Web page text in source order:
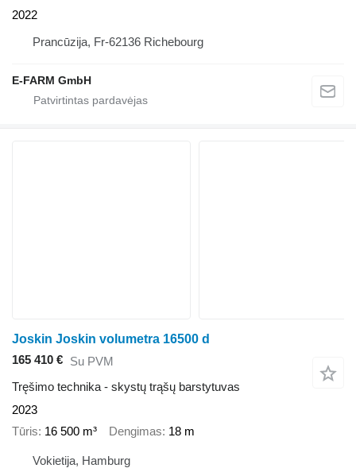
2022
Prancūzija, Fr-62136 Richebourg
E-FARM GmbH
Joskin Joskin volumetra 16500 d
165 410 € Su PVM
Tręšimo technika - skystų trąšų barstytuvas
2023
Tūris 16 500 m³ Dengimas 18 m
Vokietija, Hamburg